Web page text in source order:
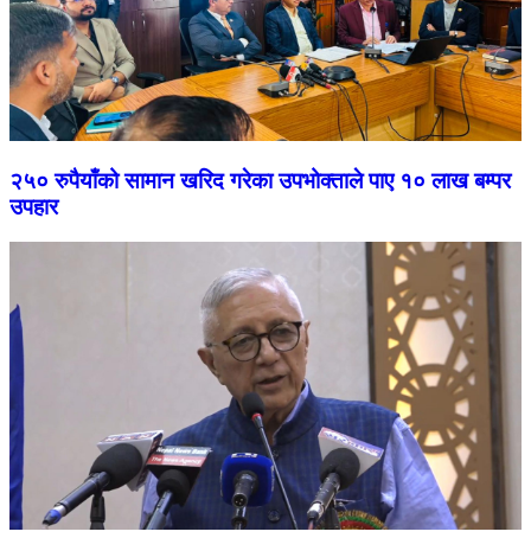
२५० रुपैयाँको सामान खरिद गरेका उपभोक्ताले पाए १० लाख बम्पर
उपहार